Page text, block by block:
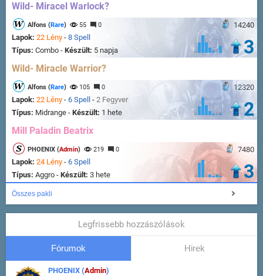
Wild- Miracel Warlock?
14240
Alfons (Rare) 55 0
Lapok: 22 Lény - 8 Spell
Típus: Combo - Készült: 5 napja 3
Wild- Miracle Warrior?
12320
Alfons (Rare) 105 0
Lapok: 22 Lény - 6 Spell - 2 Fegyver
Típus: Midrange - Készült: 1 hete 2
Mill Paladin Beatrix
7480
PHOENIX (Admin) 219 0
Lapok: 24 Lény - 6 Spell
Típus: Aggro - Készült: 3 hete 3
Összes pakli
Legfrissebb hozzászólások
Fórumok Hirek
PHOENIX (Admin)